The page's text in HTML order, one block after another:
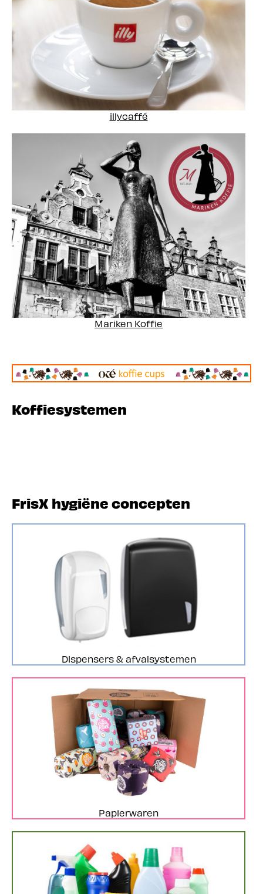
illycaffé
Mariken Koffie
Koffiesystemen
FrisX hygiëne concepten
Dispensers & afvalsystemen
Papierwaren